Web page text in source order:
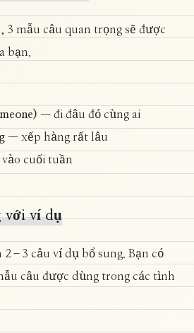
3 mẫu câu quan trọng sẽ được
bạn.
— đi đâu đó cùng ai
— xếp hàng rất lâu
cuối tuần
với ví dụ
2–3 câu ví dụ bổ sung. Bạn có
câu được dùng trong các tình